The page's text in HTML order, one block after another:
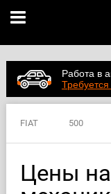
Работа в
FIAT 500
Цены